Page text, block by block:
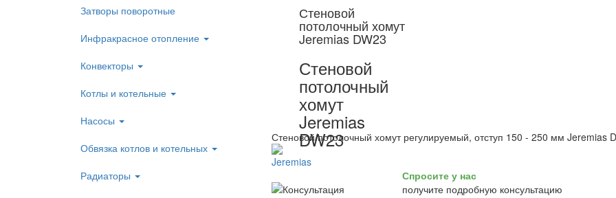
Затворы поворотные
Инфракрасное отопление
Конвекторы
Котлы и котельные
Насосы
Обвязка котлов и котельных
Радиаторы
Стеновой
потолочный хомут
Jeremias DW23
Стеновой
потолочный
хомут
Jeremias
DW23
Стеновой/потолочный хомут регулируемый, отступ 150 - 250 мм Jeremias
Спросите у нас
получите подробную консультацию